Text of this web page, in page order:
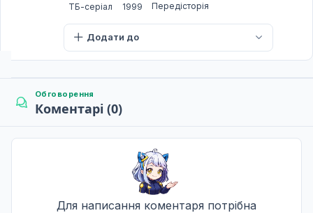
ТБ-серіал 1999 Передісторія
Додати до
Обговорення
Коментарі (0)
Для написання коментаря потрібна